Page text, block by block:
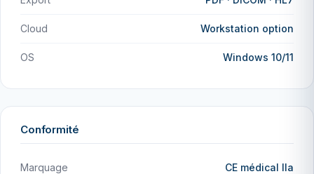
Cloud Workstation option
OS Windows 10/11
Conformité
Marquage CE médical IIa